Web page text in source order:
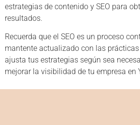
estrategias de contenido y SEO para
resultados.
Recuerda que el SEO es un proceso
mantente actualizado con las
ajusta tus estrategias según sea
mejorar la visibilidad de tu empresa en